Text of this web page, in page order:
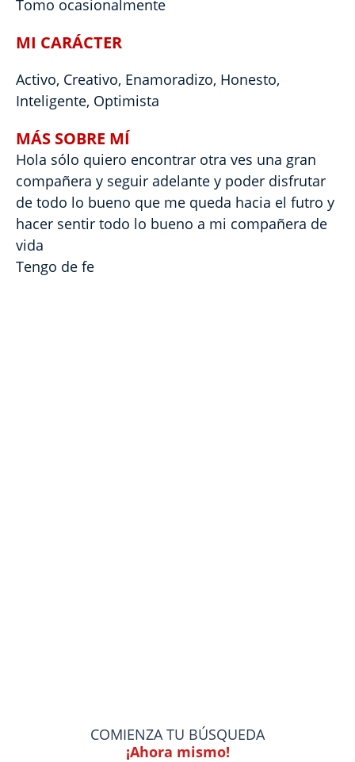
Tomo ocasionalmente
MI CARÁCTER
Activo, Creativo, Enamoradizo, Honesto,
Inteligente, Optimista
MÁS SOBRE MÍ
Hola sólo quiero encontrar otra ves una gran
compañera y seguir adelante y poder disfrutar
de todo lo bueno que me queda hacia el futro y
hacer sentir todo lo bueno a mi compañera de
vida
Tengo de fe
COMIENZA TU BÚSQUEDA
¡Ahora mismo!